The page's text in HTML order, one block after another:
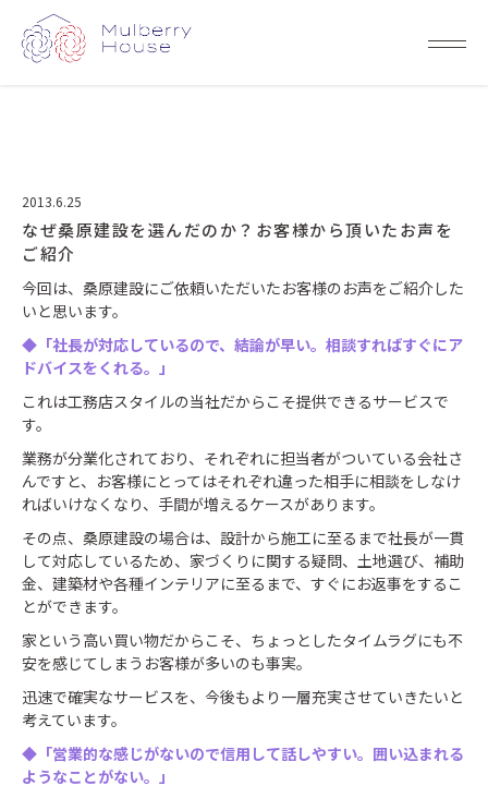
2013.6.25
なぜ桑原建設を選んだのか？お客様から頂いたお声を
ご紹介
今回は、桑原建設にご依頼いただいたお客様のお声をご紹介した
いと思います。
◆「社長が対応しているので、結論が早い。相談すればすぐにア
ドバイスをくれる。」
これは工務店スタイルの当社だからこそ提供できるサービスで
す。
業務が分業化されており、それぞれに担当者がついている会社さ
んですと、お客様にとってはそれぞれ違った相手に相談をしなけ
ればいけなくなり、手間が増えるケースがあります。
その点、桑原建設の場合は、設計から施工に至るまで社長が一貫
して対応しているため、家づくりに関する疑問、土地選び、補助
金、建築材や各種インテリアに至るまで、すぐにお返事をするこ
とができます。
家という高い買い物だからこそ、ちょっとしたタイムラグにも不
安を感じてしまうお客様が多いのも事実。
迅速で確実なサービスを、今後もより一層充実させていきたいと
考えています。
◆「営業的な感じがないので信用して話しやすい。囲い込まれる
ようなことがない。」